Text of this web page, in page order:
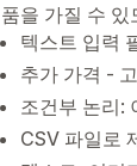
품을 가질 수
텍스트 입력
추가 가격 -
조건부 논리:
CSV 파일로